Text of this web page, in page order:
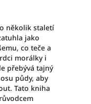
několik staletí
jako
co teče a
morálky i
přebývá tajný
půdy, aby
Tato kniha